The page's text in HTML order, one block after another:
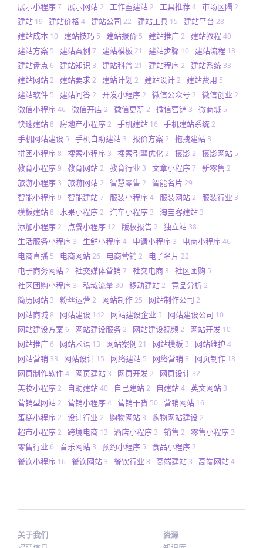
展示小程序7 展示网站2 工作室建站2 工具推荐4 市场区隔2
建站 19 建站价格4 建站公司 22 建站工具 15 建站平台 28
建站成本 10 建站技巧 5 建站报价 5 建站推广2 建站教程40
建站方案 5 建站案例 7 建站模板 21 建站步骤 10 建站流程 18
建站盘点 6 建站知识 3 建站科普21 建站程序2 建站系统 33
建站网站2 建站要求2 建站计划 2 建站设计2 建站费用 5
建站软件 5 建站问答2 开发小程序2 微信公众号 2 微信创业 2
微信小程序46 微信开店2 微信更新2 微信营销 3 微商城 5
快速建站8 房地产小程序2 手机建站 16 手机建站系统2
手机网站建设 5 手机自助建站 3 报价方案2 拖拽建站 3
拼团小程序8 搜索小程序 3 搜索引擎优化2 摄影2 摄影网站 5
教育小程序9 教育网站2 教育行业 3 文章小程序7 新零售 2
旅游小程序 3 旅游网站2 智慧零售 2 智能名片 29
智能小程序9 智能建站7 服装小程序4 服装网站2 服装行业 3
模板建站8 水果小程序2 汽车小程序 3 淘宝客建站 3
添加小程序2 点餐小程序 12 版权报告2 独立站 38
生活服务小程序 3 生鲜小程序4 申请小程序 3 电商小程序46
电商直播 5 电商网站26 电商营销 2 电子名片 22
电子商务网站2 社交媒体营销 7 社交电商 3 社区团购 5
社区团购小程序 3 私域流量 30 移动建站2 竞品分析2
简历网站 3 粉丝运营2 网站制作25 网站制作公司 2
网站商城8 网站建设 142 网站建设企业 5 网站建设公司 10
网站建设方案6 网站建设服务2 网站建设视频2 网站开发 10
网站推广6 网站术语 13 网站案例 21 网站模板 3 网站维护 4
网站营销 33 网站设计 15 网络建站 5 网络营销 3 网页制作 18
网页制作软件4 网页建站 3 网页开发 2 网页设计 32
美妆小程序2 自助建站40 自己建站2 自建站4 英文网站 3
营销型网站2 营销小程序4 营销干货 50 营销网站 16
蛋糕小程序2 设计行业 2 购物网站 3 购物网站建设2
超市小程序2 跨境电商 13 酒店小程序 3 销售 2 零售小程序 3
零售行业 6 音乐网站 3 预约小程序 5 食品小程序2
餐饮小程序 16 餐饮网站 3 餐饮行业 3 高端建站 3 高端网站4
关于我们
资源